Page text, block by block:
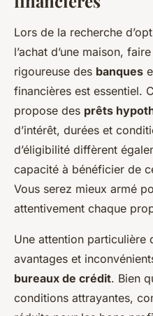
Lors de la recherche
l’achat d’une maison,
rigoureuse des banques
financières est essentiel.
propose des prêts
d’intérêt, durées et
d’éligibilité diffèrent
capacité à bénéficier de
Vous serez mieux armé
attentivement chaque
Une attention particulière
avantages et
bureaux de crédit. Bien
conditions attrayantes,